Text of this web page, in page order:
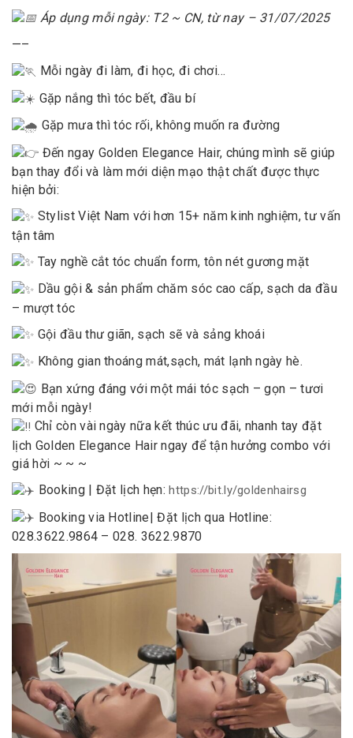
Áp dụng mỗi ngày: T2 ~ CN, từ nay – 31/07/2025
—–
Mỗi ngày đi làm, đi học, đi chơi…
Gặp nắng thì tóc bết, đầu bí
Gặp mưa thì tóc rối, không muốn ra đường
Đến ngay Golden Elegance Hair, chúng mình sẽ giúp
bạn thay đổi và làm mới diện mạo thật chất được thực
hiện bởi:
Stylist Việt Nam với hơn 15+ năm kinh nghiệm, tư vấn
tận tâm
Tay nghề cắt tóc chuẩn form, tôn nét gương mặt
Dầu gội & sản phẩm chăm sóc cao cấp, sạch da đầu
– mượt tóc
Gội đầu thư giãn, sạch sẽ và sảng khoái
Không gian thoáng mát,sạch, mát lạnh ngày hè.
Bạn xứng đáng với một mái tóc sạch – gọn – tươi
mới mỗi ngày!
Chỉ còn vài ngày nữa kết thúc ưu đãi, nhanh tay đặt
lịch Golden Elegance Hair ngay để tận hưởng combo với
giá hời ~ ~ ~
Booking | Đặt lịch hẹn:https://bit.ly/goldenhairsg
Booking via Hotline| Đặt lịch qua Hotline:
028.3622.9864 – 028. 3622.9870